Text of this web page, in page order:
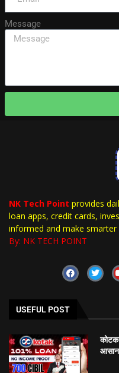
Message
NK Tech Point provides
loan apps, credit cards,
informed and make
By: NK TECH POINT
USEFUL POST
कोटक
आसान